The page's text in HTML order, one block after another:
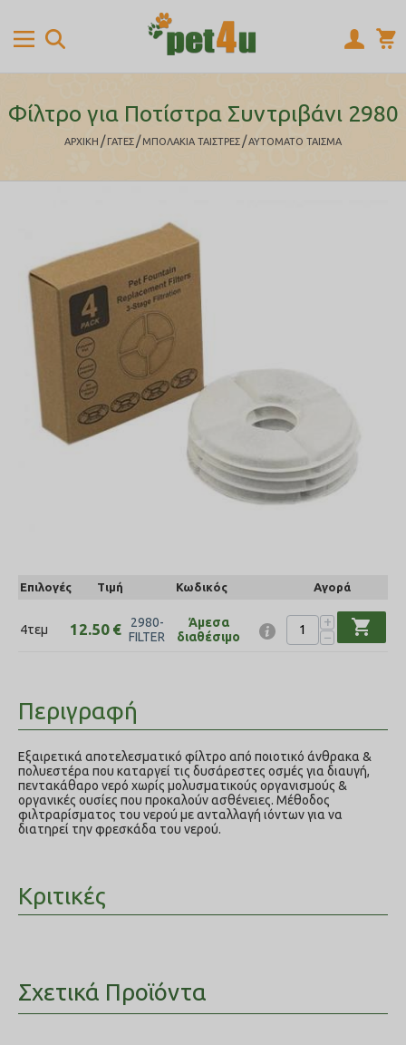
Φίλτρο για Ποτίστρα Συντριβάνι 2980
ΑΡΧΙΚΉ / ΓΑΤΕΣ / ΜΠΟΛΑΚΙΑ ΤΑΙΣΤΡΕΣ /ΑΥΤΟΜΑΤΟ ΤΑΙΣΜΑ
Επιλογές Τιμή Κωδικός Αγορά
4τεμ 12.50 €
2980-
FILTER
Άμεσα
διαθέσιμο
+
−
shopping_cart
Περιγραφή
Εξαιρετικά αποτελεσματικό φίλτρο από ποιοτικό άνθρακα &
πολυεστέρα που καταργεί τις δυσάρεστες οσμές για διαυγή,
πεντακάθαρο νερό χωρίς μολυσματικούς οργανισμούς &
οργανικές ουσίες που προκαλούν ασθένειες. Μέθοδος
φιλτραρίσματος του νερού με ανταλλαγή ιόντων για να
διατηρεί την φρεσκάδα του νερού.
Κριτικές
Σχετικά Προϊόντα